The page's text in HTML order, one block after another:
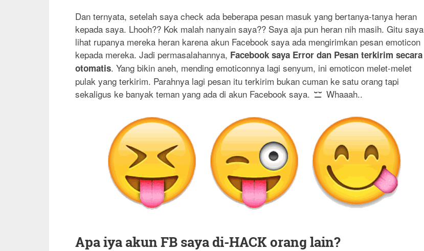
Dan ternyata, setelah saya check ada beberapa pesan masuk yang bertanya-tanya heran
kepada saya. Lhooh?? Kok malah nanyain saya?? Saya aja pun heran nih masih. Gitu saya
lihat rupanya mereka heran karena akun Facebook saya ada mengirimkan pesan emoticon
kepada mereka. Jadi permasalahannya, Facebook saya Error dan Pesan terkirim secara
otomatis. Yang bikin aneh, mending emoticonnya lagi senyum, ini emoticon melet-melet
pulak yang terkirim. Parahnya lagi pesan itu terkirim bukan cuman ke satu orang tapi
sekaligus ke banyak teman yang ada di akun Facebook saya.
Whaaah..
Apa iya akun FB saya di-HACK orang lain?